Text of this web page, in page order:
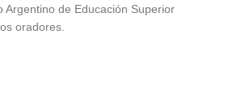
Argentino de Educación Superior
oradores.